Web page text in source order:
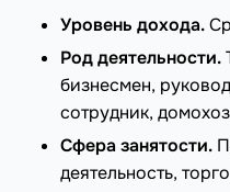
Уровень дохода.
Род деятельности.
бизнесмен,
сотрудник,
Сфера занятости.
деятельность,